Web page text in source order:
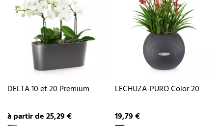
DELTA 10 et 20 Premium
à partir de 25,29 €
LECHUZA-PURO Color 20
19,79 €